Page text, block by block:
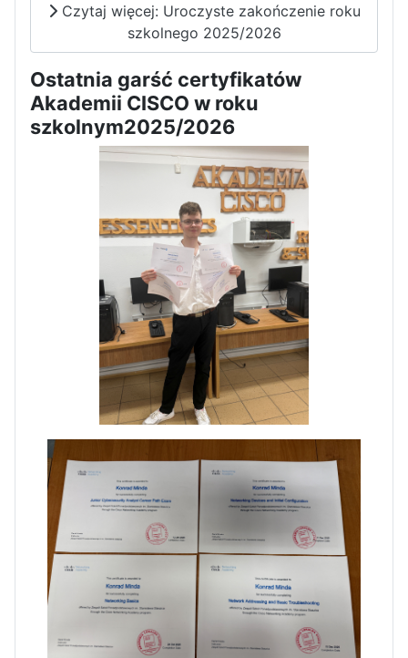
Dni Otwarte w „Staszicu” za
nami
Informatycy zapraszają do
Staszica w Iłży!
Zakończenie roku maturzystów
Czytaj więcej: Uroczyste zakończenie roku
szkolnego 2025/2026
Ostatnia garść certyfikatów
Akademii CISCO w roku
szkolnym2025/2026